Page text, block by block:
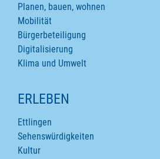
Planen, bauen, wohnen
Mobilität
Bürgerbeteiligung
Digitalisierung
Klima und Umwelt
ERLEBEN
Ettlingen
Sehenswürdigkeiten
Kultur